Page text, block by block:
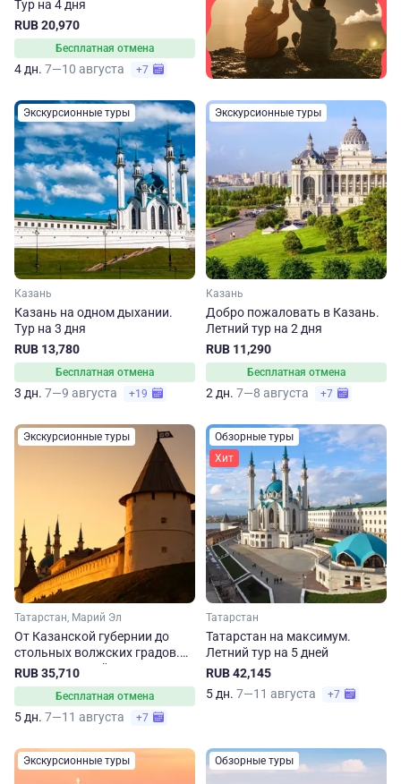
Тур на 4 дня
RUB 20,970
Бесплатная отмена
4 дн. 7—10 августа +7
Экскурсионные туры
Казань
Казань на одном дыхании.
Тур на 3 дня
RUB 13,780
Бесплатная отмена
3 дн. 7—9 августа +19
Экскурсионные туры
Казань
Добро пожаловать в Казань.
Летний тур на 2 дня
RUB 11,290
Бесплатная отмена
2 дн. 7—8 августа +7
Экскурсионные туры
Татарстан, Марий Эл
От Казанской губернии до
стольных волжских градов.
Экскурсионный тур в Казань
и Йошкар-Олу на 5 дней
RUB 35,710
Бесплатная отмена
5 дн. 7—11 августа +7
Обзорные туры
Хит
Татарстан
Татарстан на максимум.
Летний тур на 5 дней
RUB 42,145
5 дн. 7—11 августа +7
Экскурсионные туры Обзорные туры